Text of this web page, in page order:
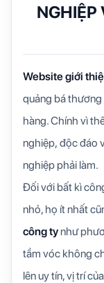
NGHIỆP
Website giới
quảng bá
hàng. Chính vì
nghiệp, độc đáo
nghiệp phải làm.
Đối với bất kì
nhỏ, họ ít nhất
công ty như
tầm vóc không
lên uy tín, vị trí